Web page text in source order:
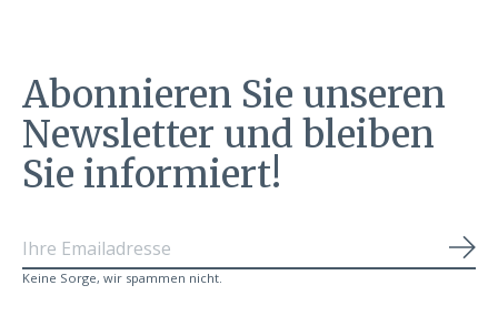
Abonnieren Sie unseren
Newsletter und bleiben
Sie informiert!
Keine Sorge, wir spammen nicht.